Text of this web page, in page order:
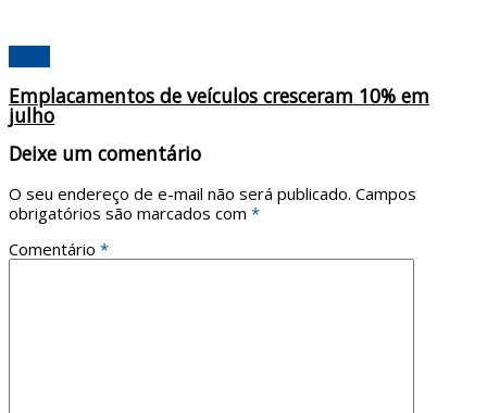
Emplacamentos de veículos cresceram 10% em
julho
Deixe um comentário
O seu endereço de e-mail não será publicado. Campos
obrigatórios são marcados com *
Comentário *